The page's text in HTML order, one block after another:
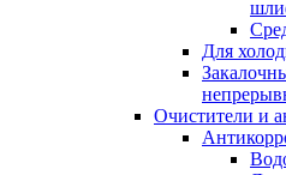
Для
Очистители и